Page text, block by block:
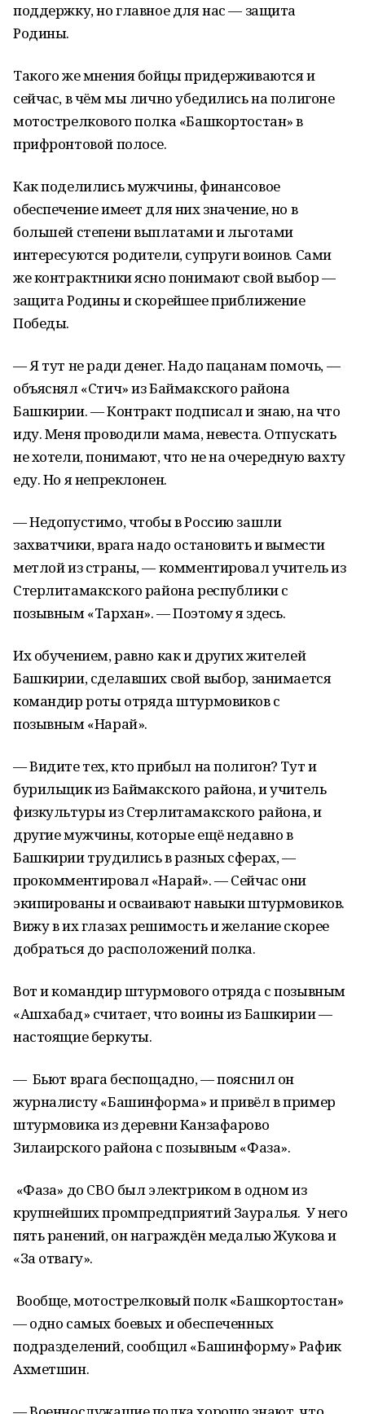
поддержку, но главное для нас — защита
Родины.
Такого же мнения бойцы придерживаются и
сейчас, в чём мы лично убедились на полигоне
мотострелкового полка «Башкортостан» в
прифронтовой полосе.
Как поделились мужчины, финансовое
обеспечение имеет для них значение, но в
большей степени выплатами и льготами
интересуются родители, супруги воинов. Сами
же контрактники ясно понимают свой выбор —
защита Родины и скорейшее приближение
Победы.
— Я тут не ради денег. Надо пацанам помочь, —
объяснял «Стич» из Баймакского района
Башкирии. — Контракт подписал и знаю, на что
иду. Меня проводили мама, невеста. Отпускать
не хотели, понимают, что не на очередную вахту
еду. Но я непреклонен.
— Недопустимо, чтобы в Россию зашли
захватчики, врага надо остановить и вымести
метлой из страны, — комментировал учитель из
Стерлитамакского района республики с
позывным «Тархан». — Поэтому я здесь.
Их обучением, равно как и других жителей
Башкирии, сделавших свой выбор, занимается
командир роты отряда штурмовиков с
позывным «Нарай».
— Видите тех, кто прибыл на полигон? Тут и
бурильщик из Баймакского района, и учитель
физкультуры из Стерлитамакского района, и
другие мужчины, которые ещё недавно в
Башкирии трудились в разных сферах, —
прокомментировал «Нарай». — Сейчас они
экипированы и осваивают навыки штурмовиков.
Вижу в их глазах решимость и желание скорее
добраться до расположений полка.
Вот и командир штурмового отряда с позывным
«Ашхабад» считает, что воины из Башкирии —
настоящие беркуты.
— Бьют врага беспощадно, — пояснил он
журналисту «Башинформа» и привёл в пример
штурмовика из деревни Канзафарово
Зилаирского района с позывным «Фаза».
«Фаза» до СВО был электриком в одном из
крупнейших промпредприятий Зауралья. У него
пять ранений, он награждён медалью Жукова и
«За отвагу».
Вообще, мотострелковый полк «Башкортостан»
— одно самых боевых и обеспеченных
подразделений, сообщил «Башинформу» Рафик
Ахметшин.